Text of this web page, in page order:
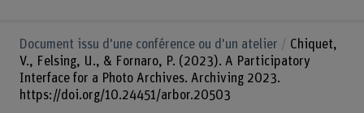
Document issu d'une conférence ou d'un atelier
Chiquet,
V., Felsing, U., & Fornaro, P. (2023). A Participatory
Interface for a Photo Archives. Archiving 2023.
https://doi.org/10.24451/arbor.20503